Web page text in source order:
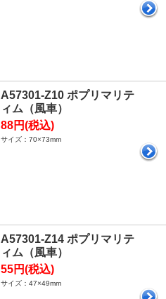
A57301-Z10 ポプリマリテ
ィム（風車）
88円(税込)
サイズ：70×73mm
A57301-Z14 ポプリマリテ
ィム（風車）
55円(税込)
サイズ：47×49mm